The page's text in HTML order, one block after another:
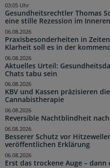
Gesundheitsrechtler Thomas
eine stille Rezession im
03:05 Uhr
Praxisbesonderheiten in Zeiten
Klarheit soll es in der
06.08.2026
Aktuelles Urteil:
Chats tabu sein
06.08.2026
KBV und Kassen präzisieren
Cannabistherapie
06.08.2026
Reversible Nachtblindheit
06.08.2026
Besserer Schutz vor
veröffentlichen Erklärung
06.08.2026
Erst das trockene Auge –
06.08.2026